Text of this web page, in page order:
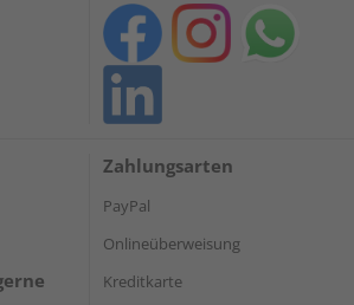
Zahlungsarten
PayPal
Onlineüberweisung
Kreditkarte